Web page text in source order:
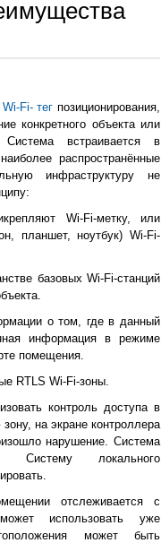
Wi-Fi- тег позиционирования,
конкретного объекта или
встраивается в
распространённые
инфраструктуру не
Wi-Fi-метку, или
планшет, ноутбук) Wi-Fi-
базовых Wi-Fi-станций
о том, где в данный
информация в режиме
помещения.
RTLS Wi-Fi-зоны.
контроль доступа в
на экране контроллера
нарушение. Система
Систему локального
отслеживается с
использовать уже
может быть